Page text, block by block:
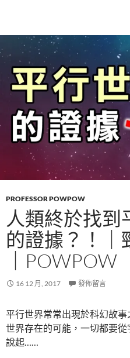
PROFESSOR POWPOW
人類終於找到
的證據？！｜
｜POWPOW
16 12 月, 2017 發佈留言
平行世界常常出現於科幻故
世界存在的可能，一切都要
說起……